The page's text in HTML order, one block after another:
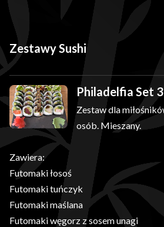
Zestawy Sushi
Philadelfia Set
Zestaw dla
osób. Mieszany.
Zawiera:
Futomaki łosoś
Futomaki tuńczyk
Futomaki maślana
Futomaki węgorz z sosem unagi